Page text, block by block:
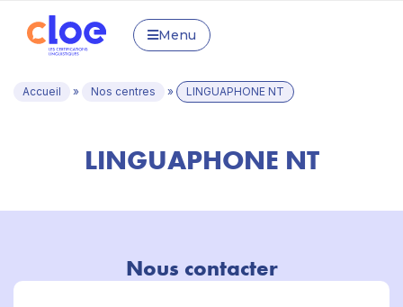
Menu
Accueil » Nos centres » LINGUAPHONE NT
LINGUAPHONE NT
Nous contacter